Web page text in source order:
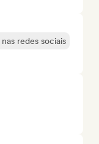
redes sociais